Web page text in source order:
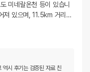
미네랄온천 등이 있습니
져 있으며, 11.5km 거리 …
역시 후기는 검증된 자료 친